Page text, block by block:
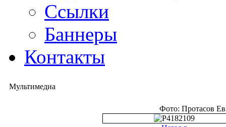
Ссылки
Баннеры
Контакты
Мультимедиа
Фото: Протасов